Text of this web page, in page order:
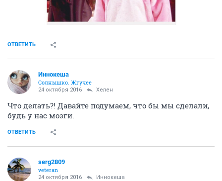
ОТВЕТИТЬ
Иннокеша
Солнышко. Жгучее
24 октября 2016 Хелен
Что делать?! Давайте подумаем, что бы мы сделали,
будь у нас мозги.
ОТВЕТИТЬ
serg2809
veteran
24 октября 2016 Иннокеша